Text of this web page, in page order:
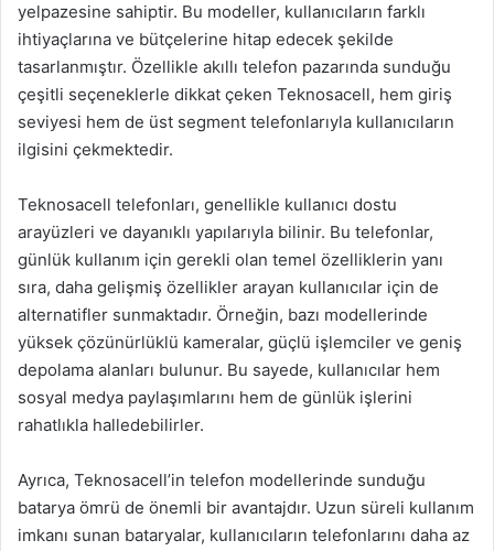
yelpazesine sahiptir. Bu modeller, kullanıcıların farklı
ihtiyaçlarına ve bütçelerine hitap edecek şekilde
tasarlanmıştır. Özellikle akıllı telefon pazarında sunduğu
çeşitli seçeneklerle dikkat çeken Teknosacell, hem giriş
seviyesi hem de üst segment telefonlarıyla kullanıcıların
ilgisini çekmektedir.
Teknosacell telefonları, genellikle kullanıcı dostu
arayüzleri ve dayanıklı yapılarıyla bilinir. Bu telefonlar,
günlük kullanım için gerekli olan temel özelliklerin yanı
sıra, daha gelişmiş özellikler arayan kullanıcılar için de
alternatifler sunmaktadır. Örneğin, bazı modellerinde
yüksek çözünürlüklü kameralar, güçlü işlemciler ve geniş
depolama alanları bulunur. Bu sayede, kullanıcılar hem
sosyal medya paylaşımlarını hem de günlük işlerini
rahatlıkla halledebilirler.
Ayrıca, Teknosacell’in telefon modellerinde sunduğu
batarya ömrü de önemli bir avantajdır. Uzun süreli kullanım
imkanı sunan bataryalar, kullanıcıların telefonlarını daha az